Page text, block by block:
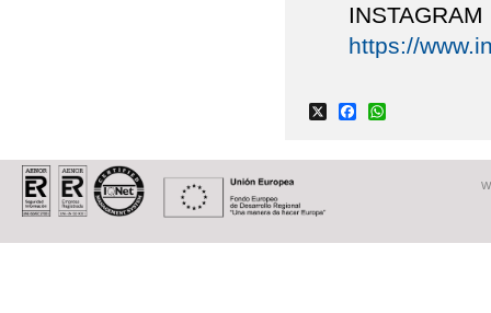
INSTAGRAM
https://
Facebook